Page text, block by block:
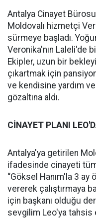
Antalya Cinayet
Moldovalı hizmetçi
sürmeye başladı.
Veronika'nın Laleli'de
Ekipler, uzun bir
çıkartmak için
ve kendisine yardım
gözaltına aldı.
CİNAYET PLANI
Antalya'ya getirilen
ifadesinde cinayeti
“Göksel Hanım'la 3 ay
vererek çalıştırmaya
için başkanı olduğu
sevgilim Leo'ya tahsis